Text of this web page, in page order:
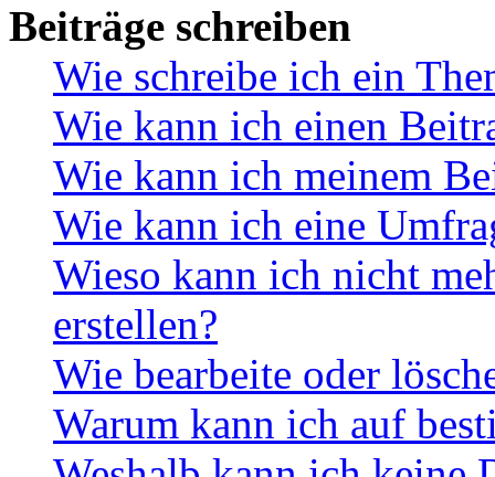
Beiträge schreiben
Wie schreibe ich ein
Wie kann ich einen
Wie kann ich meinem
Wie kann ich eine
Wieso kann ich nicht
erstellen?
Wie bearbeite oder
Warum kann ich auf